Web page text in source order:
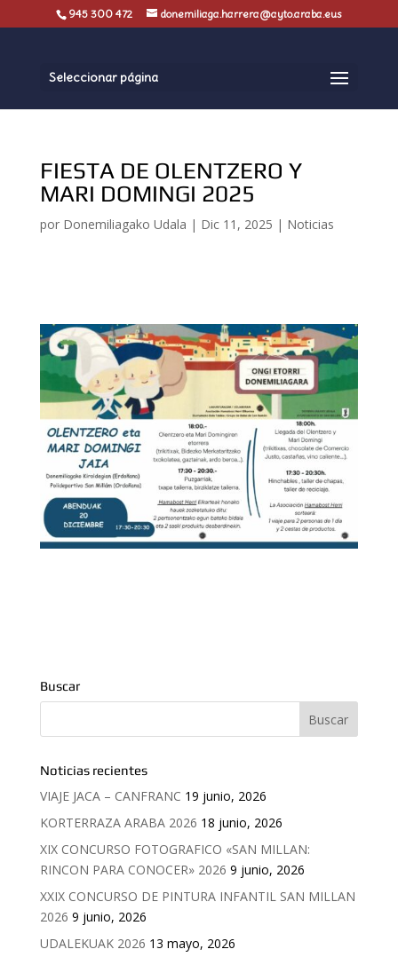
945 300 472 donemiliaga.harrera@ayto.araba.eus
Seleccionar página
FIESTA DE OLENTZERO Y
MARI DOMINGI 2025
por Donemiliagako Udala | Dic 11, 2025 | Noticias
Buscar
Noticias recientes
VIAJE JACA – CANFRANC 19 junio, 2026
KORTERRAZA ARABA 2026 18 junio, 2026
XIX CONCURSO FOTOGRAFICO «SAN MILLAN:
RINCON PARA CONOCER» 2026 9 junio, 2026
XXIX CONCURSO DE PINTURA INFANTIL SAN MILLAN
2026 9 junio, 2026
UDALEKUAK 2026 13 mayo, 2026